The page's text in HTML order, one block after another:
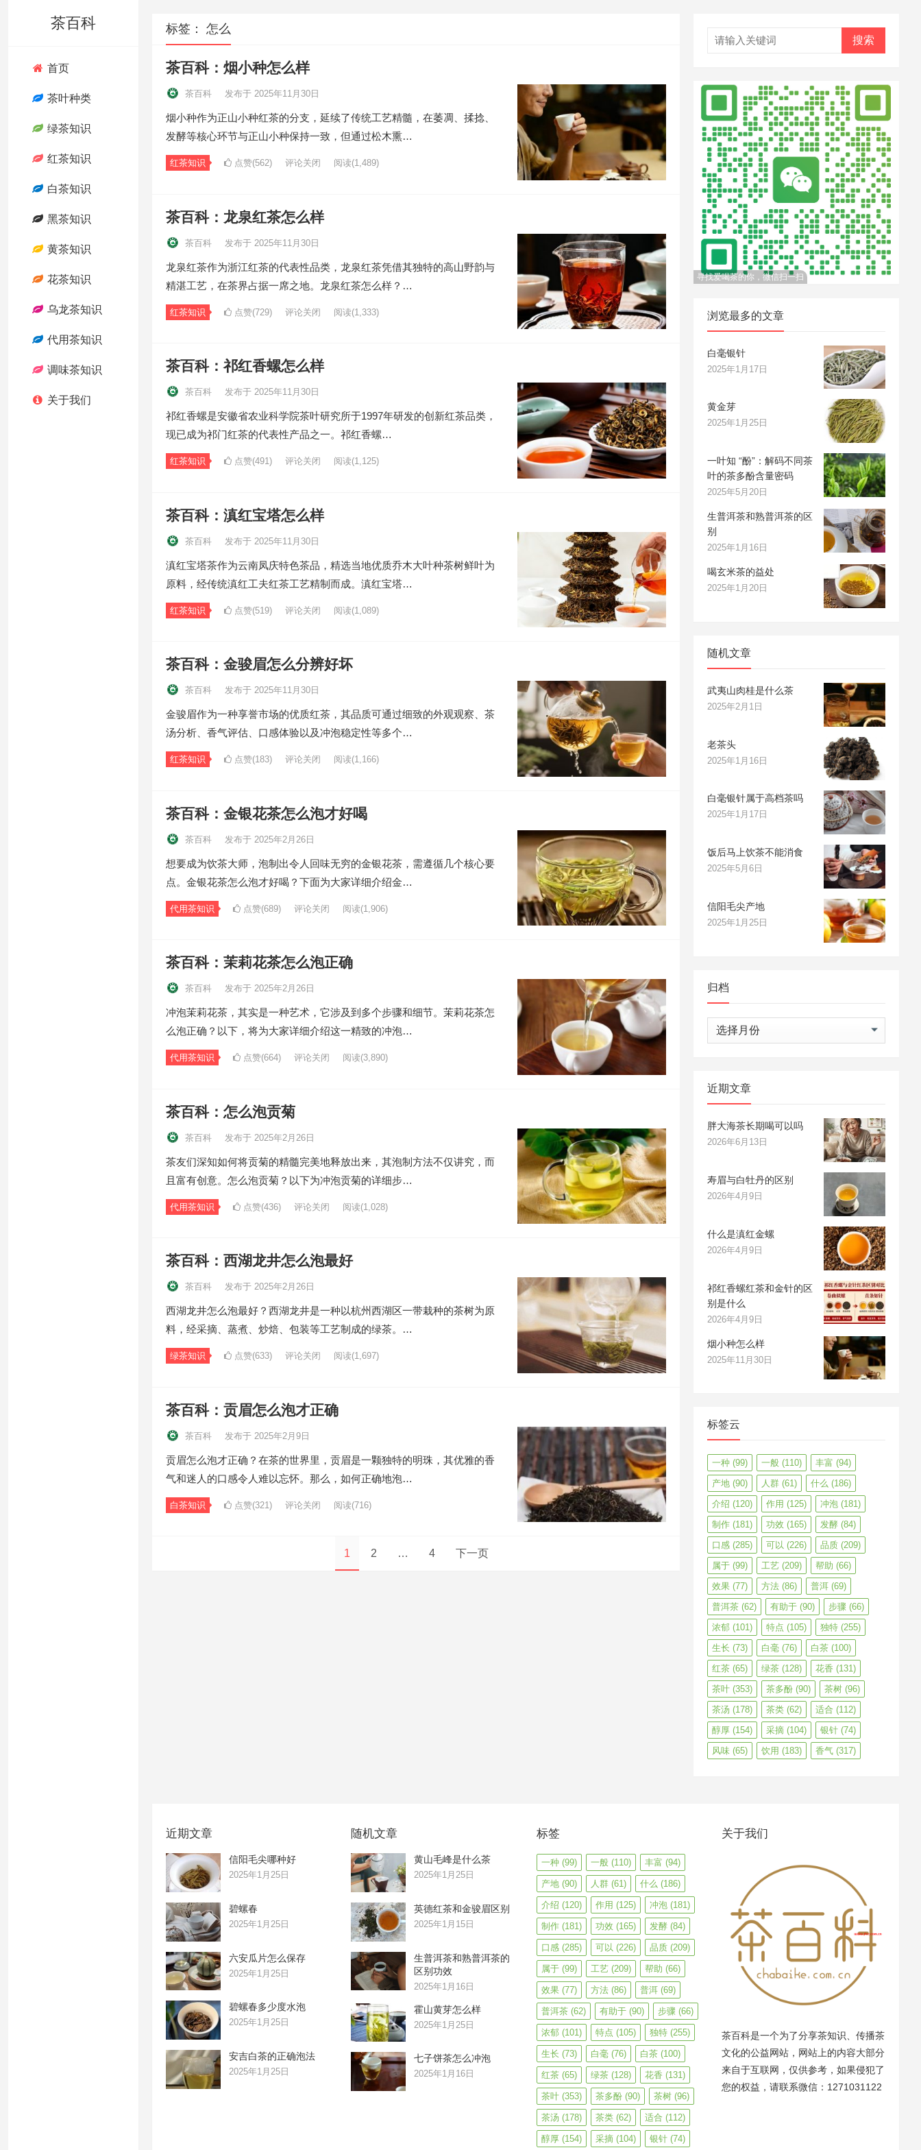
茶百科
首页
茶叶种类
绿茶知识
红茶知识
白茶知识
黑茶知识
黄茶知识
花茶知识
乌龙茶知识
代用茶知识
调味茶知识
关于我们
标签： 怎么
茶百科：烟小种怎么样
茶百科 发布于 2025年11月30日
烟小种作为正山小种红茶的分支，延续了传统工艺精髓，在萎凋、揉捻、
发酵等核心环节与正山小种保持一致，但通过松木熏…
红茶知识 点赞(562) 评论关闭 阅读(1,489)
茶百科：龙泉红茶怎么样
茶百科 发布于 2025年11月30日
龙泉红茶作为浙江红茶的代表性品类，龙泉红茶凭借其独特的高山野韵与
精湛工艺，在茶界占据一席之地。龙泉红茶怎么样？…
红茶知识 点赞(729) 评论关闭 阅读(1,333)
茶百科：祁红香螺怎么样
茶百科 发布于 2025年11月30日
祁红香螺是安徽省农业科学院茶叶研究所于1997年研发的创新红茶品类，
现已成为祁门红茶的代表性产品之一。祁红香螺…
红茶知识 点赞(491) 评论关闭 阅读(1,125)
茶百科：滇红宝塔怎么样
茶百科 发布于 2025年11月30日
滇红宝塔茶作为云南凤庆特色茶品，精选当地优质乔木大叶种茶树鲜叶为
原料，经传统滇红工夫红茶工艺精制而成。滇红宝塔…
红茶知识 点赞(519) 评论关闭 阅读(1,089)
茶百科：金骏眉怎么分辨好坏
茶百科 发布于 2025年11月30日
金骏眉作为一种享誉市场的优质红茶，其品质可通过细致的外观观察、茶
汤分析、香气评估、口感体验以及冲泡稳定性等多个…
红茶知识 点赞(183) 评论关闭 阅读(1,166)
茶百科：金银花茶怎么泡才好喝
茶百科 发布于 2025年2月26日
想要成为饮茶大师，泡制出令人回味无穷的金银花茶，需遵循几个核心要
点。金银花茶怎么泡才好喝？下面为大家详细介绍金…
代用茶知识 点赞(689) 评论关闭 阅读(1,906)
茶百科：茉莉花茶怎么泡正确
茶百科 发布于 2025年2月26日
冲泡茉莉花茶，其实是一种艺术，它涉及到多个步骤和细节。茉莉花茶怎
么泡正确？以下，将为大家详细介绍这一精致的冲泡…
代用茶知识 点赞(664) 评论关闭 阅读(3,890)
茶百科：怎么泡贡菊
茶百科 发布于 2025年2月26日
茶友们深知如何将贡菊的精髓完美地释放出来，其泡制方法不仅讲究，而
且富有创意。怎么泡贡菊？以下为冲泡贡菊的详细步…
代用茶知识 点赞(436) 评论关闭 阅读(1,028)
茶百科：西湖龙井怎么泡最好
茶百科 发布于 2025年2月26日
西湖龙井怎么泡最好？西湖龙井是一种以杭州西湖区一带栽种的茶树为原
料，经采摘、蒸煮、炒焙、包装等工艺制成的绿茶。…
绿茶知识 点赞(633) 评论关闭 阅读(1,697)
茶百科：贡眉怎么泡才正确
茶百科 发布于 2025年2月9日
贡眉怎么泡才正确？在茶的世界里，贡眉是一颗独特的明珠，其优雅的香
气和迷人的口感令人难以忘怀。那么，如何正确地泡…
白茶知识 点赞(321) 评论关闭 阅读(716)
1 2 … 4 下一页
搜索
寻找爱喝茶的你，微信扫一扫
浏览最多的文章
白毫银针
2025年1月17日
黄金芽
2025年1月25日
一叶知 “酚”：解码不同茶
叶的茶多酚含量密码
2025年5月20日
生普洱茶和熟普洱茶的区
别
2025年1月16日
喝玄米茶的益处
2025年1月20日
随机文章
武夷山肉桂是什么茶
2025年2月1日
老茶头
2025年1月16日
白毫银针属于高档茶吗
2025年1月17日
饭后马上饮茶不能消食
2025年5月6日
信阳毛尖产地
2025年1月25日
归档
归
档
近期文章
胖大海茶长期喝可以吗
2026年6月13日
寿眉与白牡丹的区别
2026年4月9日
什么是滇红金螺
2026年4月9日
祁红香螺红茶和金针的区
别是什么
2026年4月9日
烟小种怎么样
2025年11月30日
标签云
一种 (99) 一般 (110) 丰富 (94)
产地 (90) 人群 (61) 什么 (186)
介绍 (120) 作用 (125) 冲泡 (181)
制作 (181) 功效 (165) 发酵 (84)
口感 (285) 可以 (226) 品质 (209)
属于 (99) 工艺 (209) 帮助 (66)
效果 (77) 方法 (86) 普洱 (69)
普洱茶 (62) 有助于 (90) 步骤 (66)
浓郁 (101) 特点 (105) 独特 (255)
生长 (73) 白毫 (76) 白茶 (100)
红茶 (65) 绿茶 (128) 花香 (131)
茶叶 (353) 茶多酚 (90) 茶树 (96)
茶汤 (178) 茶类 (62) 适合 (112)
醇厚 (154) 采摘 (104) 银针 (74)
风味 (65) 饮用 (183) 香气 (317)
近期文章
信阳毛尖哪种好
2025年1月25日
碧螺春
2025年1月25日
六安瓜片怎么保存
2025年1月25日
碧螺春多少度水泡
2025年1月25日
安吉白茶的正确泡法
2025年1月25日
随机文章
黄山毛峰是什么茶
2025年1月25日
英德红茶和金骏眉区别
2025年1月15日
生普洱茶和熟普洱茶的
区别功效
2025年1月16日
霍山黄芽怎么样
2025年1月25日
七子饼茶怎么冲泡
2025年1月16日
标签
一种(99) 一般 (110) 丰富 (94)
产地(90) 人群(61) 什么 (186)
介绍 (120) 作用 (125) 冲泡(181)
制作(181) 功效 (165) 发酵(84)
口感(285) 可以 (226) 品质(209)
属于(99) 工艺(209) 帮助 (66)
效果(77) 方法(86) 普洱(69)
普洱茶(62) 有助于(90) 步骤(66)
浓郁(101) 特点 (105) 独特(255)
生长 (73) 白毫(76) 白茶(100)
红茶(65) 绿茶(128) 花香 (131)
茶叶(353) 茶多酚(90) 茶树(96)
茶汤 (178) 茶类(62) 适合 (112)
醇厚(154) 采摘(104) 银针(74)
关于我们
茶百科是一个为了分享茶知识、传播茶
文化的公益网站，网站上的内容大部分
来自于互联网，仅供参考，如果侵犯了
您的权益，请联系微信：1271031122